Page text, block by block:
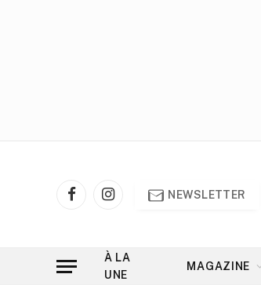
FacebookInstagram
NEWSLETTER
À LA
UNE
MAGAZINE